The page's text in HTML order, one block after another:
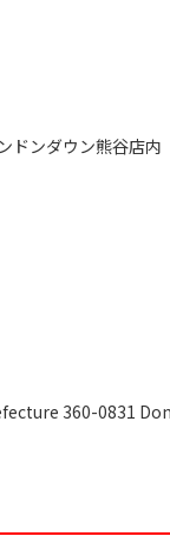
ドンダウン熊谷店内
360-0831